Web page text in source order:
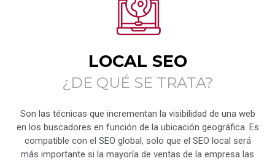
LOCAL SEO
¿DE QUÉ SE TRATA?
Son las técnicas que incrementan la visibilidad de una web
en los buscadores en función de la ubicación geográfica. Es
compatible con el SEO global, solo que el SEO local será
más importante si la mayoría de ventas de la empresa las